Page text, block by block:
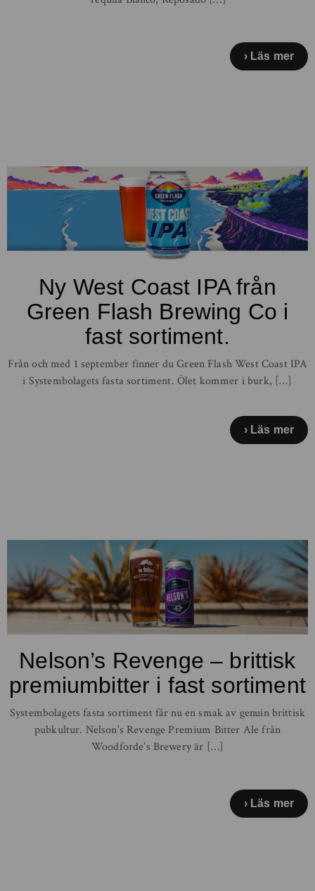
Läs mer
Ny West Coast IPA från
Green Flash Brewing Co i
fast sortiment.
Från och med 1 september finner du Green Flash West Coast IPA
i Systembolagets fasta sortiment. Ölet kommer i burk, […]
Läs mer
Nelson’s Revenge – brittisk
premiumbitter i fast sortiment
Systembolagets fasta sortiment får nu en smak av genuin brittisk
pubkultur. Nelson’s Revenge Premium Bitter Ale från
Woodforde’s Brewery är […]
Läs mer